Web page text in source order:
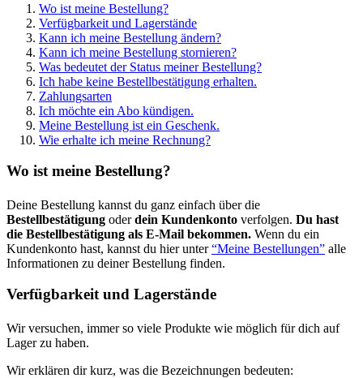
Wo ist meine Bestellung?
Verfügbarkeit und Lagerstände
Kann ich meine Bestellung ändern?
Kann ich meine Bestellung stornieren?
Was bedeutet der Status meiner Bestellung?
Ich habe keine Bestellbestätigung erhalten.
Zahlungsarten
Ich möchte ein Abo kündigen.
Meine Bestellung ist ein Geschenk.
Wie erhalte ich meine Rechnung?
Wo ist meine Bestellung?
Deine Bestellung kannst du ganz einfach über die
Bestellbestätigung oderdein Kundenkonto verfolgen. Du hast
die Bestellbestätigung als E-Mail bekommen. Wenn du ein
Kundenkonto hast, kannst du hier unter“Meine Bestellungen” alle
Informationen zu deiner Bestellung finden.
Verfügbarkeit und Lagerstände
Wir versuchen, immer so viele Produkte wie möglich für dich auf
Lager zu haben.
Wir erklären dir kurz, was die Bezeichnungen bedeuten: